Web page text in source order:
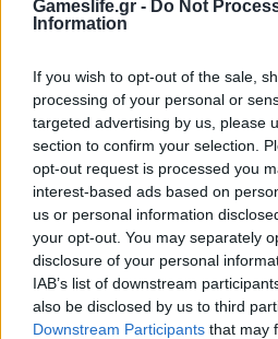
Gameslife.gr - Do Not
Information
If you wish to opt-out of the sale,
processing of your personal or
targeted advertising by us, please
section to confirm your selection.
opt-out request is processed you
interest-based ads based on
us or personal information
your opt-out. You may separately
disclosure of your personal
IAB’s list of downstream
also be disclosed by us to third
Downstream Participants that may
Anime World στο Nerdom
Προορισμός για Κάθε